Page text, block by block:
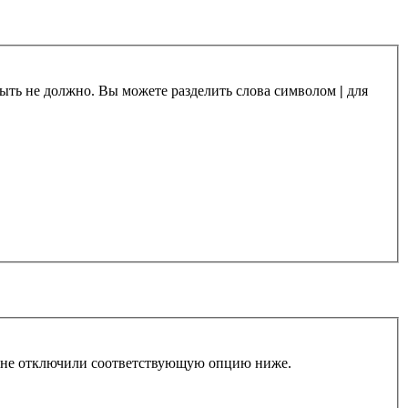
не должно. Вы можете разделить слова символом | для
отключили соответствующую опцию ниже.